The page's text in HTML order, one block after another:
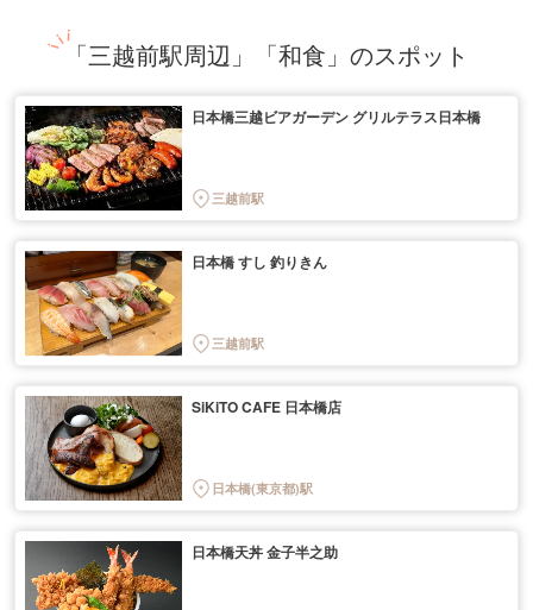
「三越前駅周辺」「和食」のスポット
日本橋三越ビアガーデン グリルテラス日本橋
三越前駅
日本橋 すし 釣りきん
三越前駅
SiKiTO CAFE 日本橋店
日本橋(東京都)駅
日本橋天丼 金子半之助